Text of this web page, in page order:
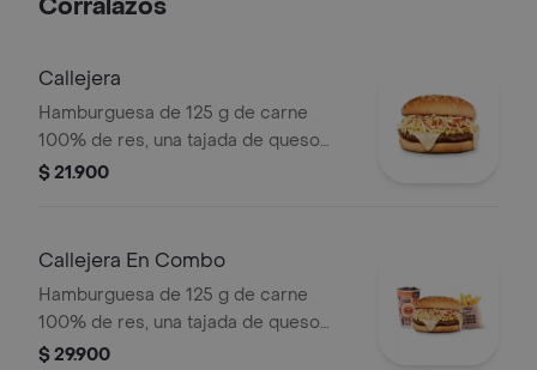
Corralazos
Callejera
Hamburguesa de 125 g de carne
100% de res, una tajada de queso
tipo mozzarella, papas callejera, salsa
$ 21.900
Callejera En Combo
Hamburguesa de 125 g de carne
100% de res, una tajada de queso
tipo mozzarella, papas callejera, salsa
$ 29.900